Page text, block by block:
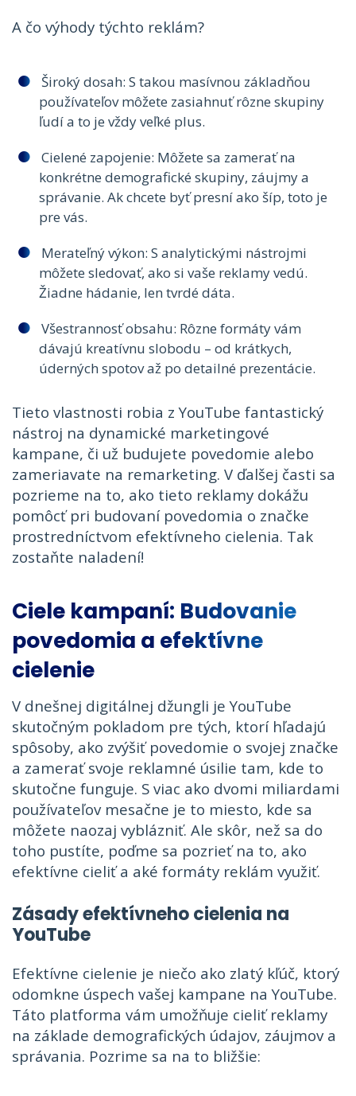
A čo výhody týchto reklám?
Široký dosah: S takou masívnou základňou
používateľov môžete zasiahnuť rôzne skupiny
ľudí a to je vždy veľké plus.
Cielené zapojenie: Môžete sa zamerať na
konkrétne demografické skupiny, záujmy a
správanie. Ak chcete byť presní ako šíp, toto je
pre vás.
Merateľný výkon: S analytickými nástrojmi
môžete sledovať, ako si vaše reklamy vedú.
Žiadne hádanie, len tvrdé dáta.
Všestrannosť obsahu: Rôzne formáty vám
dávajú kreatívnu slobodu – od krátkych,
úderných spotov až po detailné prezentácie.
Tieto vlastnosti robia z YouTube fantastický
nástroj na dynamické marketingové
kampane, či už budujete povedomie alebo
zameriavate na remarketing. V ďalšej časti sa
pozrieme na to, ako tieto reklamy dokážu
pomôcť pri budovaní povedomia o značke
prostredníctvom efektívneho cielenia. Tak
zostaňte naladení!
Ciele kampaní: Budovanie
povedomia a efektívne
cielenie
V dnešnej digitálnej džungli je YouTube
skutočným pokladom pre tých, ktorí hľadajú
spôsoby, ako zvýšiť povedomie o svojej značke
a zamerať svoje reklamné úsilie tam, kde to
skutočne funguje. S viac ako dvomi miliardami
používateľov mesačne je to miesto, kde sa
môžete naozaj vyblázniť. Ale skôr, než sa do
toho pustíte, poďme sa pozrieť na to, ako
efektívne cieliť a aké formáty reklám využiť.
Zásady efektívneho cielenia na
YouTube
Efektívne cielenie je niečo ako zlatý kľúč, ktorý
odomkne úspech vašej kampane na YouTube.
Táto platforma vám umožňuje cieliť reklamy
na základe demografických údajov, záujmov a
správania. Pozrime sa na to bližšie: